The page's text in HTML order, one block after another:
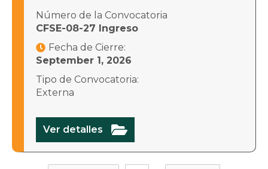
Número de la Convocatoria
CFSE-08-27 Ingreso
 Fecha de Cierre:
September 1, 2026
Tipo de Convocatoria:
Externa
Ver detalles 